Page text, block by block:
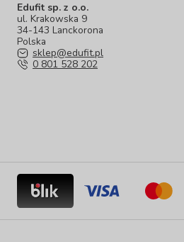
Edufit sp. z o.o.
ul. Krakowska 9
34-143 Lanckorona
Polska
sklep@edufit.pl
0 801 528 202